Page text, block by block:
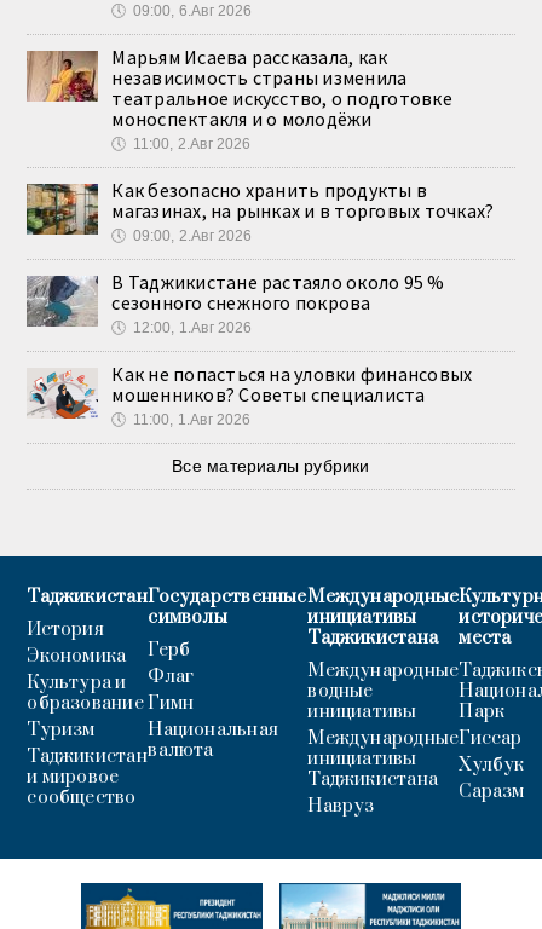
🕔 09:00, 6.Авг 2026
Марьям Исаева рассказала, как
независимость страны изменила
театральное искусство, о подготовке
моноспектакля и о молодёжи
🕔 11:00, 2.Авг 2026
Как безопасно хранить продукты в
магазинах, на рынках и в торговых точках?
🕔 09:00, 2.Авг 2026
В Таджикистане растаяло около 95 %
сезонного снежного покрова
🕔 12:00, 1.Авг 2026
Как не попасться на уловки финансовых
мошенников? Советы специалиста
🕔 11:00, 1.Авг 2026
Все материалы рубрики
Таджикистан
История
Экономика
Культура и
образование
Туризм
Таджикистан
и мировое
сообщество
Государственные
символы
Герб
Флаг
Гимн
Национальная
валюта
Международные
инициативы
Таджикистана
Международные
водные
инициативы
Международные
инициативы
Таджикистана
Навруз
места
Парк
Гиссар
Хулбук
Саразм